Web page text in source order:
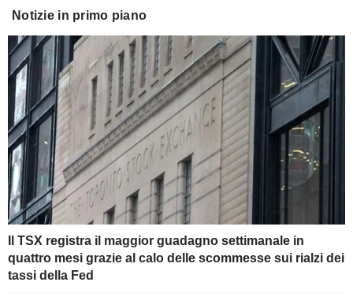
Notizie in primo piano
Il TSX registra il maggior guadagno settimanale in
quattro mesi grazie al calo delle scommesse sui rialzi dei
tassi della Fed